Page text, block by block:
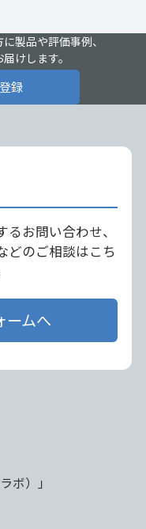
製品や評価事例、
けします。
録
お問い合わせ、
どのご相談はこち
ームへ
ボ）」